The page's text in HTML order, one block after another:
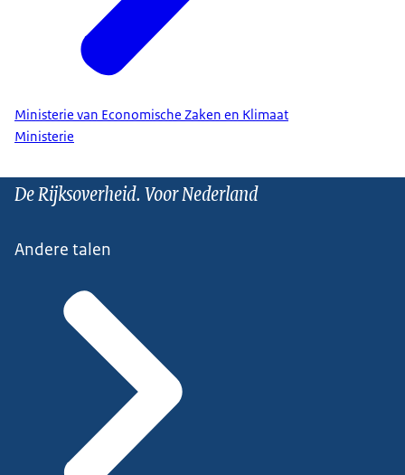
Ministerie van Economische Zaken en Klimaat
Ministerie
De Rijksoverheid. Voor Nederland
Andere talen